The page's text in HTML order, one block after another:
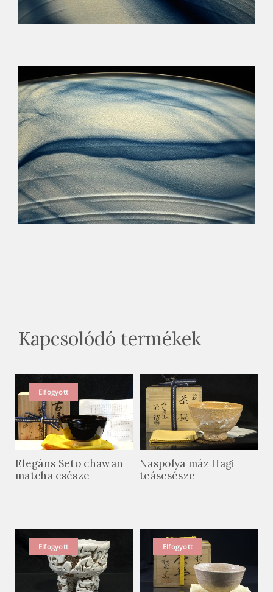
Kapcsolódó termékek
Elfogyott
Elegáns Seto chawan
matcha csésze
Naspolya máz Hagi
teáscsésze
Elfogyott Elfogyott